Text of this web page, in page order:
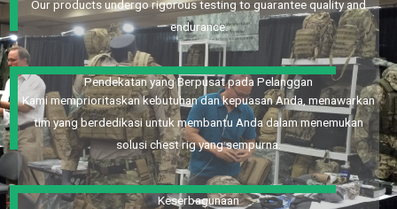
Our products undergo rigorous testing to guarantee quality and
endurance.
Pendekatan yang Berpusat pada Pelanggan
Kami memprioritaskan kebutuhan dan kepuasan Anda, menawarkan
tim yang berdedikasi untuk membantu Anda dalam menemukan
solusi chest rig yang sempurna.
Keserbagunaan